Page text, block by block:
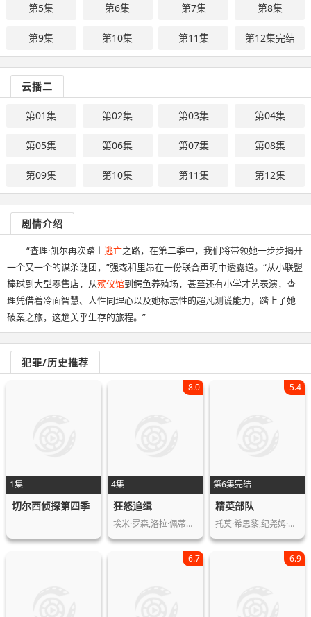
第5集 第6集 第7集 第8集
第9集 第10集 第11集 第12集完结
云播二
第01集 第02集 第03集 第04集
第05集 第06集 第07集 第08集
第09集 第10集 第11集 第12集
剧情介绍
“查理·凯尔再次踏上逃亡之路，在第二季中，我们将带领她一步步揭开
一个又一个的谋杀谜团，”强森和里昂在一份联合声明中透露道。“从小联盟
棒球到大型零售店，从殡仪馆到鳄鱼养殖场，甚至还有小学才艺表演，查
理凭借着冷面智慧、人性同理心以及她标志性的超凡测谎能力，踏上了她
破案之旅，这趟关乎生存的旅程。”
犯罪/历史推荐
1集
切尔西侦探第四季
4集
8.0
狂怒追缉
埃米·罗森,洛拉·佩蒂克鲁,斯科特·麦…
第6集完结
5.4
精英部队
托莫·希思黎,纪尧姆·谷伊,菲利普·舒…
6.7 6.9